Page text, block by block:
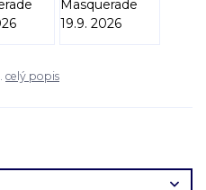
celý popis